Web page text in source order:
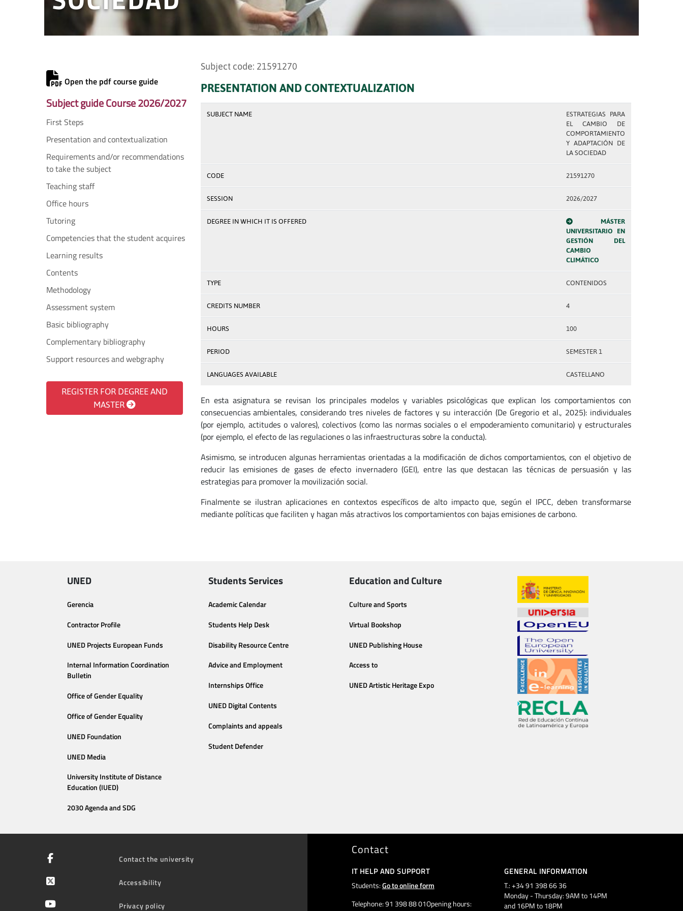
Open the pdf course guide
Subject guide Course 2026/2027
First Steps
Presentation and contextualization
Requirements and/or recommendations
to take the subject
Teaching staff
Office hours
Tutoring
Competencies that the student acquires
Learning results
Contents
Methodology
Assessment system
Basic bibliography
Complementary bibliography
Support resources and webgraphy
REGISTER FOR DEGREE AND
MASTER
Subject code: 21591270
PRESENTATION AND CONTEXTUALIZATION
SUBJECT NAME
ESTRATEGIAS PARA
EL CAMBIO DE
COMPORTAMIENTO
Y ADAPTACIÓN DE
LA SOCIEDAD
CODE 21591270
SESSION 2026/2027
DEGREE IN WHICH IT IS OFFERED
MÁSTER
UNIVERSITARIO EN
GESTIÓN DEL
CAMBIO
CLIMÁTICO
TYPE CONTENIDOS
CREDITS NUMBER 4
HOURS 100
PERIOD SEMESTER 1
LANGUAGES AVAILABLE CASTELLANO
En esta asignatura se revisan los principales modelos y variables psicológicas que explican los comportamientos con
consecuencias ambientales, considerando tres niveles de factores y su interacción (De Gregorio et al., 2025): individuales
(por ejemplo, actitudes o valores), colectivos (como las normas sociales o el empoderamiento comunitario) y estructurales
(por ejemplo, el efecto de las regulaciones o las infraestructuras sobre la conducta).
Asimismo, se introducen algunas herramientas orientadas a la modificación de dichos comportamientos, con el objetivo de
reducir las emisiones de gases de efecto invernadero (GEI), entre las que destacan las técnicas de persuasión y las
estrategias para promover la movilización social.
Finalmente se ilustran aplicaciones en contextos específicos de alto impacto que, según el IPCC, deben transformarse
mediante políticas que faciliten y hagan más atractivos los comportamientos con bajas emisiones de carbono.
UNED
Gerencia
Contractor Profile
UNED Projects European Funds
Internal Information Coordination
Bulletin
Office of Gender Equality
Office of Gender Equality
UNED Foundation
UNED Media
University Institute of Distance
Education (IUED)
2030 Agenda and SDG
Students Services
Academic Calendar
Students Help Desk
Disability Resource Centre
Advice and Employment
Internships Office
UNED Digital Contents
Complaints and appeals
Student Defender
Education and Culture
Culture and Sports
Virtual Bookshop
UNED Publishing House
Access to
UNED Artistic Heritage Expo
Contact the university
Accessibility
Privacy policy
Contact
IT HELP AND SUPPORT
Students:Go to online form
Telephone: 91 398 88 01Opening hours:
GENERAL INFORMATION
T.: +34 91 398 66 36
Monday - Thursday: 9AM to 14PM
and 16PM to 18PM